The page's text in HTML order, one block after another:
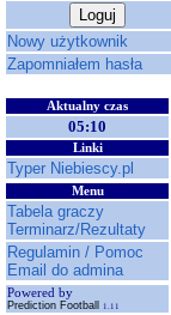
Nowy użytkownik
Zapomniałem hasła
Aktualny czas
05:10
Linki
Typer Niebiescy.pl
Menu
Tabela graczy
Terminarz/Rezultaty
Regulamin / Pomoc
Email do admina
Powered by
Prediction Football 1.11